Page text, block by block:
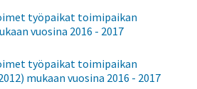
työpaikat toimipaikan
vuosina 2016 - 2017
työpaikat toimipaikan
mukaan vuosina 2016 - 2017